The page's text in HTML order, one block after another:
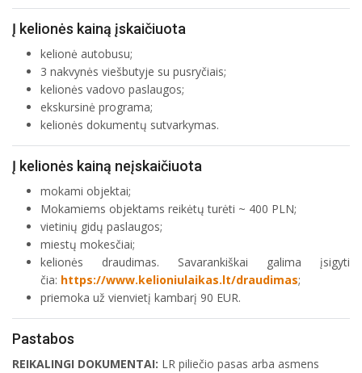
Į kelionės kainą įskaičiuota
kelionė autobusu;
3 nakvynės viešbutyje su pusryčiais;
kelionės vadovo paslaugos;
ekskursinė programa;
kelionės dokumentų sutvarkymas.
Į kelionės kainą neįskaičiuota
mokami objektai;
Mokamiems objektams reikėtų turėti ~ 400 PLN;
vietinių gidų paslaugos;
miestų mokesčiai;
kelionės draudimas. Savarankiškai galima įsigyti
čia: https://www.kelioniulaikas.lt/draudimas;
priemoka už vienvietį kambarį 90 EUR.
Pastabos
REIKALINGI DOKUMENTAI: LR piliečio pasas arba asmens